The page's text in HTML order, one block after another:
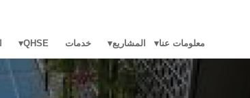
معلومات عنا المشاريع خدمات QHSE